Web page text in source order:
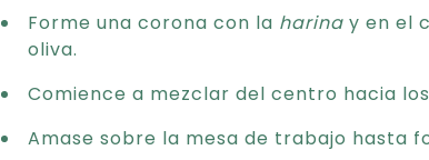
Forme una corona con la harina y en el
oliva.
Comience a mezclar del centro hacia
Amase sobre la mesa de trabajo hasta